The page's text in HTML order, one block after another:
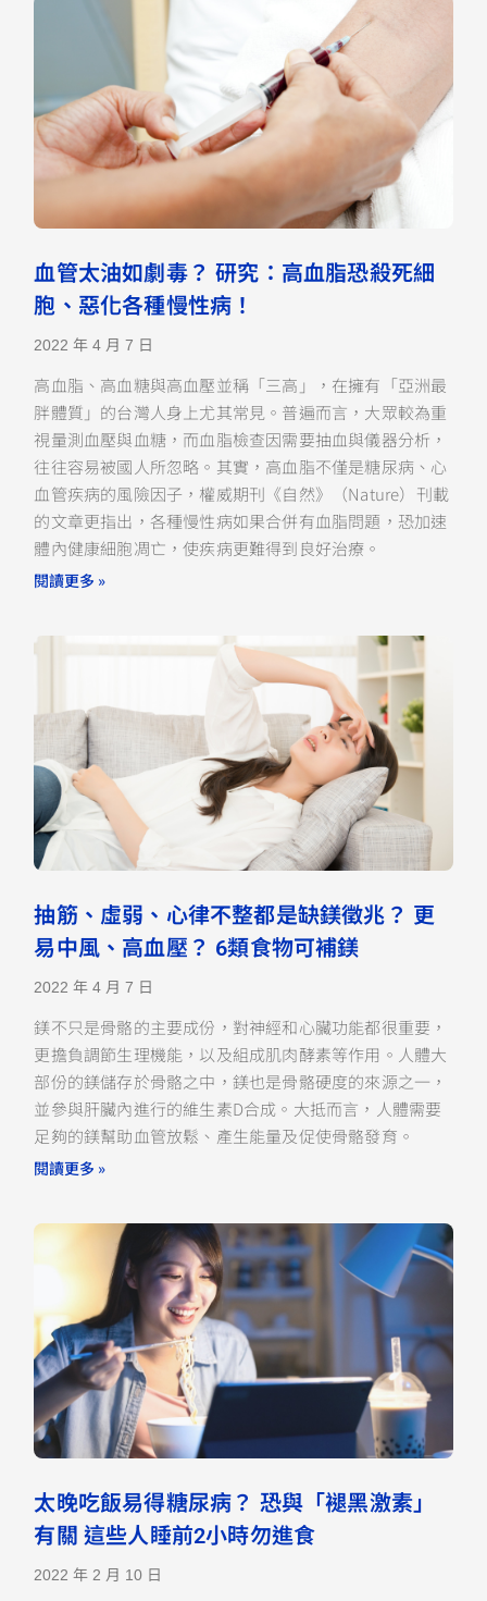
血管太油如劇毒？ 研究：高血脂恐殺死細
胞、惡化各種慢性病！
2022 年 4 月 7 日
高血脂、高血糖與高血壓並稱「三高」，在擁有「亞洲最
胖體質」的台灣人身上尤其常見。普遍而言，大眾較為重
視量測血壓與血糖，而血脂檢查因需要抽血與儀器分析，
往往容易被國人所忽略。其實，高血脂不僅是糖尿病、心
血管疾病的風險因子，權威期刊《自然》（Nature）刊載
的文章更指出，各種慢性病如果合併有血脂問題，恐加速
體內健康細胞凋亡，使疾病更難得到良好治療。
閱讀更多 »
抽筋、虛弱、心律不整都是缺鎂徵兆？ 更
易中風、高血壓？ 6類食物可補鎂
2022 年 4 月 7 日
鎂不只是骨骼的主要成份，對神經和心臟功能都很重要，
更擔負調節生理機能，以及組成肌肉酵素等作用。人體大
部份的鎂儲存於骨骼之中，鎂也是骨骼硬度的來源之一，
並參與肝臟內進行的維生素D合成。大抵而言，人體需要
足夠的鎂幫助血管放鬆、產生能量及促使骨骼發育。
閱讀更多 »
太晚吃飯易得糖尿病？ 恐與「褪黑激素」
有關 這些人睡前2小時勿進食
2022 年 2 月 10 日